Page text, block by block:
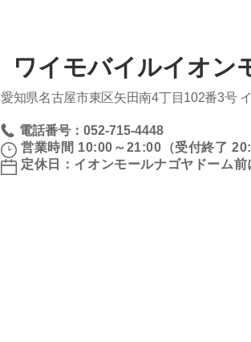
ワイモバイルイオン
愛知県名古屋市東区矢田南4丁目102番3号
電話番号：052-715-4448
営業時間 10:00～21:00（受付終了
定休日：イオンモールナゴヤドーム前